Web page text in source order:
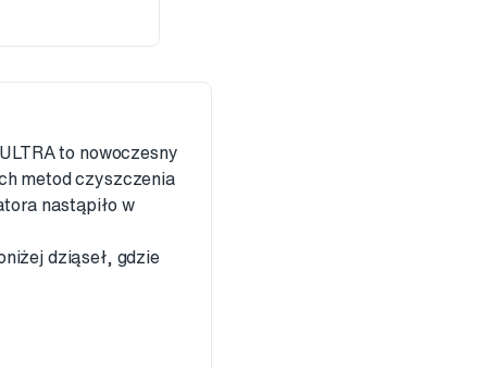
to nowoczesny
metod czyszczenia
nastąpiło w
dziąseł, gdzie